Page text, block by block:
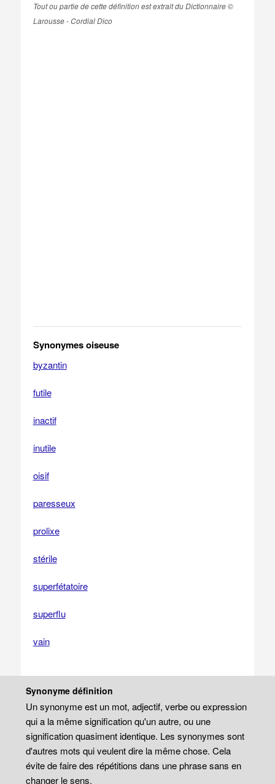
Tout ou partie de cette définition est extrait du Dictionnaire ©
Larousse - Cordial Dico
Synonymes oiseuse
byzantin
futile
inactif
inutile
oisif
paresseux
prolixe
stérile
superfétatoire
superflu
vain
Synonyme définition
Un synonyme est un mot, adjectif, verbe ou expression
qui a la même signification qu'un autre, ou une
signification quasiment identique. Les synonymes sont
d'autres mots qui veulent dire la même chose. Cela
évite de faire des répétitions dans une phrase sans en
changer le sens.